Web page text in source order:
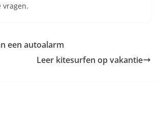
vragen.
een autoalarm
Leer kitesurfen op vakantie